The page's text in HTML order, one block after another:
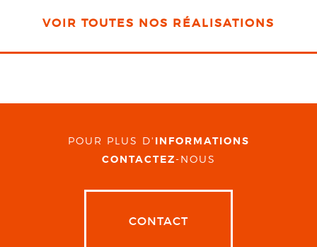
VOIR TOUTES NOS RÉALISATIONS
POUR PLUS D' INFORMATIONS
CONTACTEZ-NOUS
CONTACT